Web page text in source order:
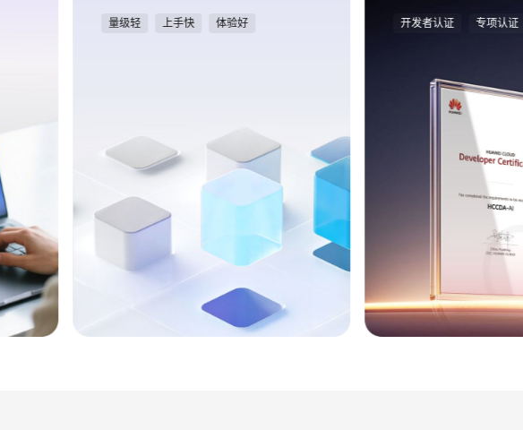
量级轻 上手快 体验好 开发者认证 专项认证